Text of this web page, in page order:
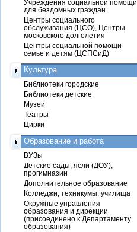
Учреждения социальной помощи
для бездомных граждан
Центры социального
обслуживания (ЦСО), Центры
московского долголетия
Центры социальной помощи
семье и детям (ЦСПСиД)
Культура
Библиотеки городские
Библиотеки детские
Музеи
Театры
Цирки
Образование и работа
ВУЗы
Детские сады, ясли (ДОУ),
прогимназии
Дополнительное образование
Колледжи, техникумы, училища
Окружные управления
образования и дирекции
(присоединено к Департаменту
образования)